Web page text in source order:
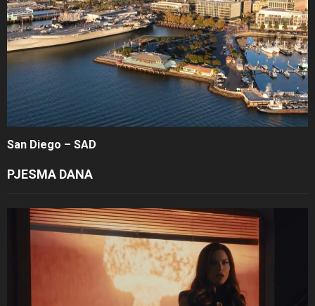
San Diego – SAD
PJESMA DANA